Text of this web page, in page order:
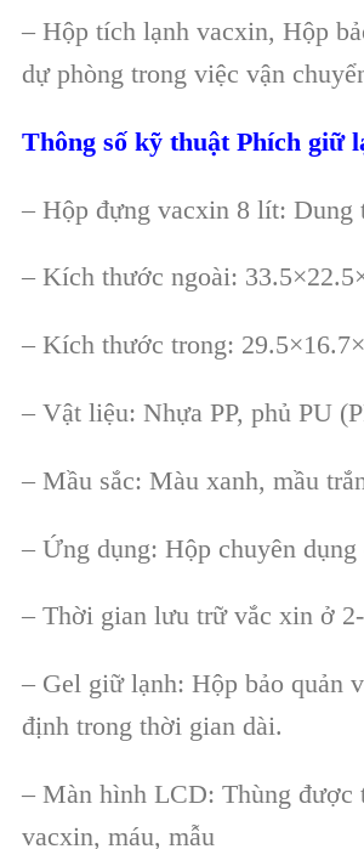
– Hộp tích lạnh vacxin, Hộp
dự phòng trong việc vận
Thông số kỹ thuật Phích giữ
– Hộp đựng vacxin 8 lít: Dung
– Kích thước ngoài:
– Kích thước trong:
– Vật liệu: Nhựa PP, phủ PU
– Mầu sắc: Màu xanh, mầu
– Ứng dụng: Hộp chuyên
– Thời gian lưu trữ vắc xin ở
– Gel giữ lạnh: Hộp bảo quản
định trong thời gian dài.
– Màn hình LCD: Thùng được
vacxin, máu, mẫu